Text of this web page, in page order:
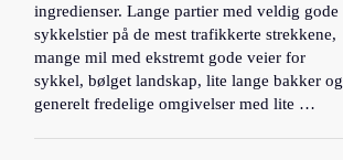
ingredienser. Lange partier med veldig gode
sykkelstier på de mest trafikkerte strekkene,
mange mil med ekstremt gode veier for
sykkel, bølget landskap, lite lange bakker og
generelt fredelige omgivelser med lite …